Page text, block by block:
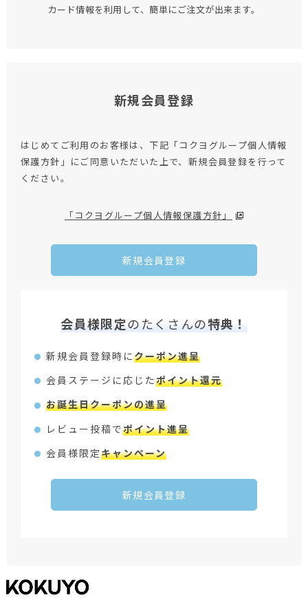
カード情報を利用して、簡単にご注文が出来ます。
新規会員登録
はじめてご利用のお客様は、下記「コクヨグループ個人情報
保護方針」にご同意いただいた上で、新規会員登録を行って
ください。
「コクヨグループ個人情報保護方針」
新規会員登録
会員様限定のたくさんの特典！
新規会員登録時にクーポン進呈
会員ステージに応じたポイント還元
お誕生日クーポンの進呈
レビュー投稿でポイント進呈
会員様限定キャンペーン
新規会員登録